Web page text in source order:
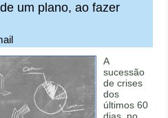
um plano, ao fazer
A
sucessão
de crises
dos
últimos 60